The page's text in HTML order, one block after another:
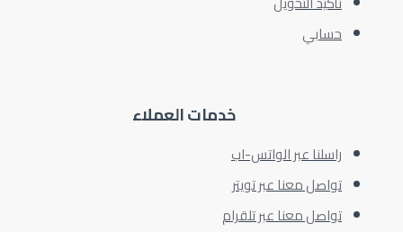
حسابي
خدمات العملاء
راسلنا عبر الواتس-اب
تواصل معنا عبر تويتر
تواصل معنا عبر تلقرام